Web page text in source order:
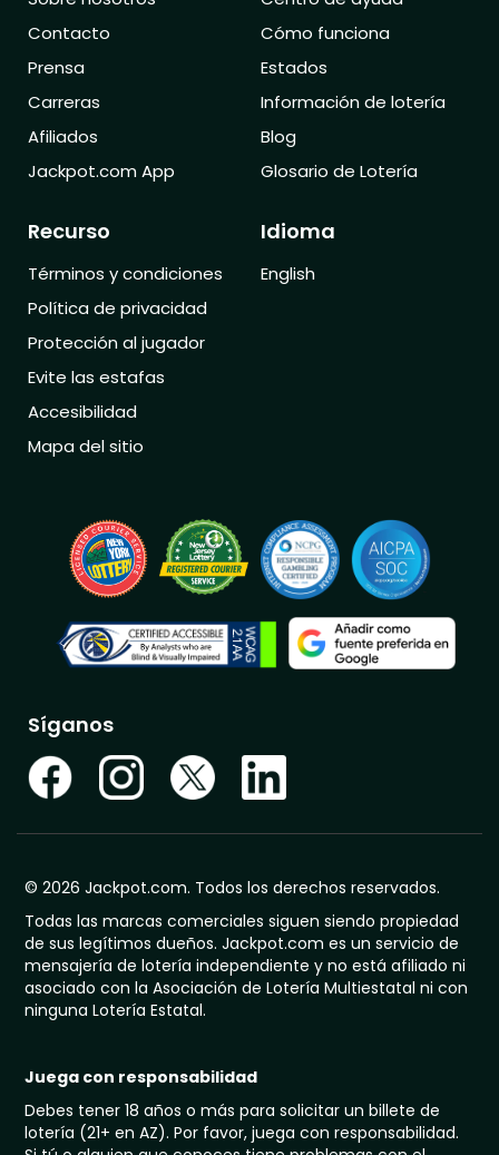
Contacto
Prensa
Carreras
Afiliados
Jackpot.com App
Cómo funciona
Estados
Información de lotería
Blog
Glosario de Lotería
Recurso
Términos y condiciones
Política de privacidad
Protección al jugador
Evite las estafas
Accesibilidad
Mapa del sitio
Idioma
English
Síganos
© 2026 Jackpot.com. Todos los derechos reservados.
Todas las marcas comerciales siguen siendo propiedad
de sus legítimos dueños. Jackpot.com es un servicio de
mensajería de lotería independiente y no está afiliado ni
asociado con la Asociación de Lotería Multiestatal ni con
ninguna Lotería Estatal.
Juega con responsabilidad
Debes tener 18 años o más para solicitar un billete de
lotería (21+ en AZ). Por favor, juega con responsabilidad.